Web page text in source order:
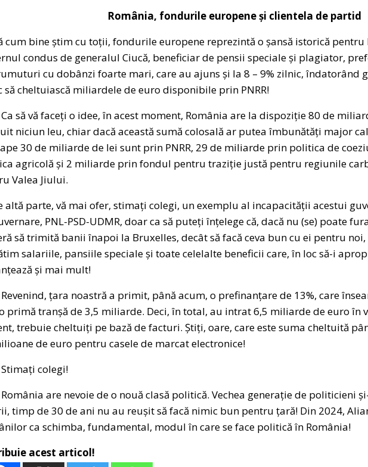
România, fondurile europene și clientela de partid
cum bine știm cu toții, fondurile europene reprezintă o șansă istorică pentru
condus de generalul Ciucă, beneficiar de pensii speciale și plagiator,
cu dobânzi foarte mari, care au ajuns și la 8 – 9% zilnic, îndatorând
să cheltuiască miliardele de euro disponibile prin PNRR!
vă faceți o idee, în acest moment, România are la dispoziție 80 de
niciun leu, chiar dacă această sumă colosală ar putea îmbunătăți major
30 de miliarde de lei sunt prin PNRR, 29 de miliarde prin politica de
agricolă și 2 miliarde prin fondul pentru traziție justă pentru regiunile
Valea Jiului.
altă parte, vă mai ofer, stimați colegi, un exemplu al incapacității acestui
PNL-PSD-UDMR, doar ca să puteți înțelege că, dacă nu (se) poate
să trimită banii înapoi la Bruxelles, decât să facă ceva bun cu ei pentru
salariile, pansiile speciale și toate celelalte beneficii care, în loc să-i
și mai mult!
țara noastră a primit, până acum, o prefinanțare de 13%, care
primă tranșă de 3,5 miliarde. Deci, în total, au intrat 6,5 miliarde de euro în
trebuie cheltuiți pe bază de facturi. Știți, oare, care este suma cheltuită
de euro pentru casele de marcat electronice!
colegi!
are nevoie de o nouă clasă politică. Vechea generație de politicieni
timp de 30 de ani nu au reușit să facă nimic bun pentru țară! Din 2024,
ca schimba, fundamental, modul în care se face politică în România!
acest articol!